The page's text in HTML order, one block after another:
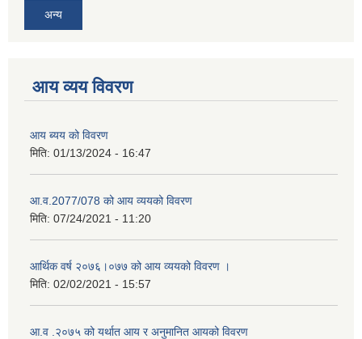
अन्य
आय व्यय विवरण
आय ब्यय को विवरण
मिति: 01/13/2024 - 16:47
आ.व.2077/078 को आय व्ययको विवरण
मिति: 07/24/2021 - 11:20
आर्थिक वर्ष २०७६।०७७ को आय व्ययको विवरण ।
मिति: 02/02/2021 - 15:57
आ.व .२०७५ को यर्थात आय र अनुमानित आयको विवरण